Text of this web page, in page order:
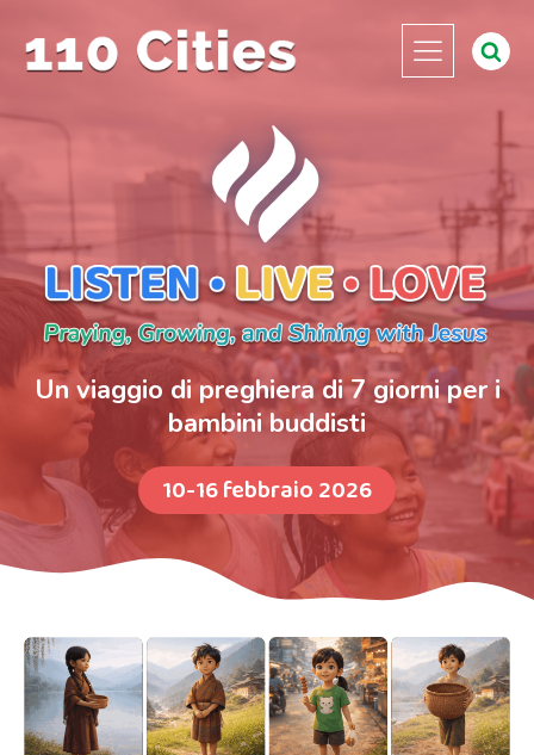
Un viaggio di preghiera di 7 giorni per i
bambini buddisti
10-16 febbraio 2026